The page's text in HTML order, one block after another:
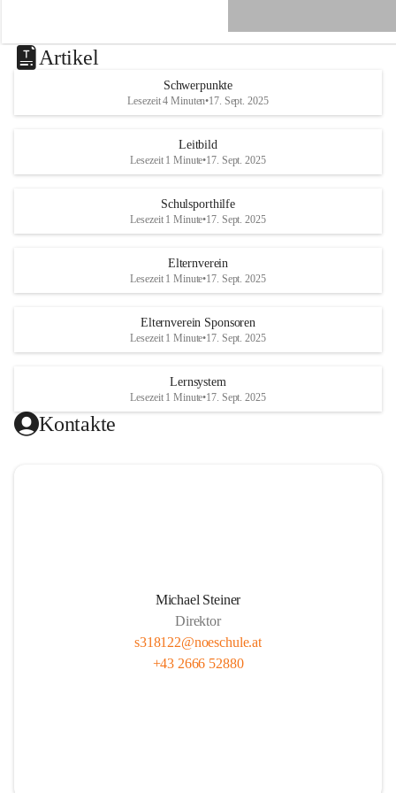
u
a
e
x
Artikel
Schwerpunkte
Lesezeit 4 Minuten•17. Sept. 2025
Leitbild
Lesezeit 1 Minute•17. Sept. 2025
Schulsporthilfe
Lesezeit 1 Minute•17. Sept. 2025
Elternverein
Lesezeit 1 Minute•17. Sept. 2025
Elternverein Sponsoren
Lesezeit 1 Minute•17. Sept. 2025
Lernsystem
Lesezeit 1 Minute•17. Sept. 2025
Kontakte
Michael Steiner
Direktor
s318122@noeschule.at
+43 2666 52880